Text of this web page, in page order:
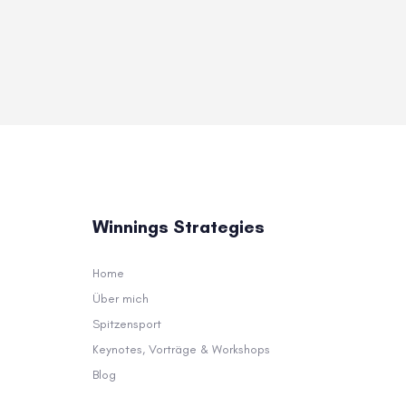
Winnings Strategies
Home
Über mich
Spitzensport
Keynotes, Vorträge & Workshops
Blog